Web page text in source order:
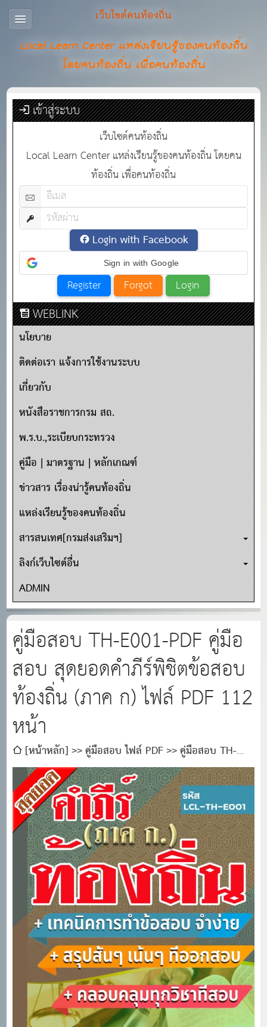
เว็บไซต์คนท้องถิ่น
Local Learn Center แหล่งเรียนรู้ของคนท้องถิ่น
โดยคนท้องถิ่น เพื่อคนท้องถิ่น
เข้าสู่ระบบ
เว็บไซต์คนท้องถิ่น
Local Learn Center แหล่งเรียนรู้ของคนท้องถิ่น โดยคน
ท้องถิ่น เพื่อคนท้องถิ่น
Login with Facebook
Sign in with Google
WEBLINK
นโยบาย
ติดต่อเรา แจ้งการใช้งานระบบ
เกี่ยวกับ
หนังสือราชการกรม สถ.
พ.ร.บ.,ระเบียบกระทรวง
คู่มือ | มาตรฐาน | หลักเกณฑ์
ข่าวสาร เรื่องน่ารู้คนท้องถิ่น
แหล่งเรียนรู้ของคนท้องถิ่น
สารสนเทศ[กรมส่งเสริมฯ]
ลิงก์เว็บไซต์อื่น
ADMIN
คู่มือสอบ TH-E001-PDF คู่มือ
สอบ สุดยอดคำภีร์พิชิตข้อสอบ
ท้องถิ่น (ภาค ก) ไฟล์ PDF 112
หน้า
[หน้าหลัก] คู่มือสอบ ไฟล์ PDF
คู่มือสอบ TH-
E001-PDF คู่มือสอบ สุดยอดคำภีร์พิชิตข้อสอบท้องถิ่น (ภาค
ก) ไฟล์ PDF 112 หน้า